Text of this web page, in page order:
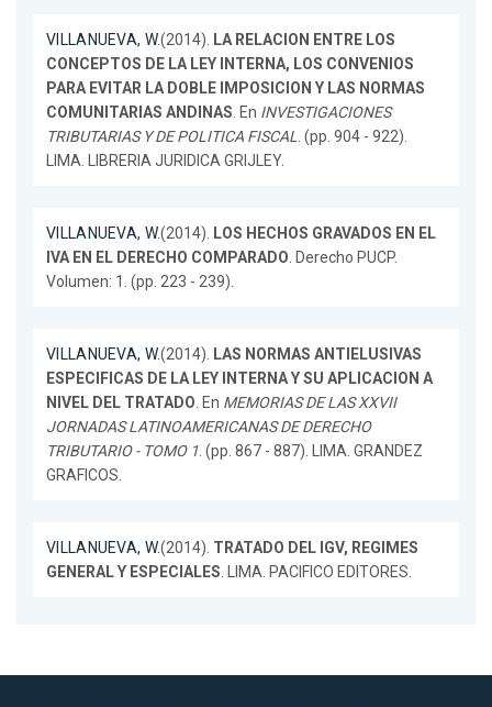
VILLANUEVA, W.(2014). LA RELACION ENTRE LOS
CONCEPTOS DE LA LEY INTERNA, LOS CONVENIOS
PARA EVITAR LA DOBLE IMPOSICION Y LAS NORMAS
COMUNITARIAS ANDINAS. En INVESTIGACIONES
TRIBUTARIAS Y DE POLITICA FISCAL. (pp. 904 - 922).
LIMA. LIBRERIA JURIDICA GRIJLEY.
VILLANUEVA, W.(2014). LOS HECHOS GRAVADOS EN EL
IVA EN EL DERECHO COMPARADO. Derecho PUCP.
Volumen: 1. (pp. 223 - 239).
VILLANUEVA, W.(2014). LAS NORMAS ANTIELUSIVAS
ESPECIFICAS DE LA LEY INTERNA Y SU APLICACION A
NIVEL DEL TRATADO. En MEMORIAS DE LAS XXVII
JORNADAS LATINOAMERICANAS DE DERECHO
TRIBUTARIO - TOMO 1. (pp. 867 - 887). LIMA. GRANDEZ
GRAFICOS.
VILLANUEVA, W.(2014). TRATADO DEL IGV, REGIMES
GENERAL Y ESPECIALES. LIMA. PACIFICO EDITORES.